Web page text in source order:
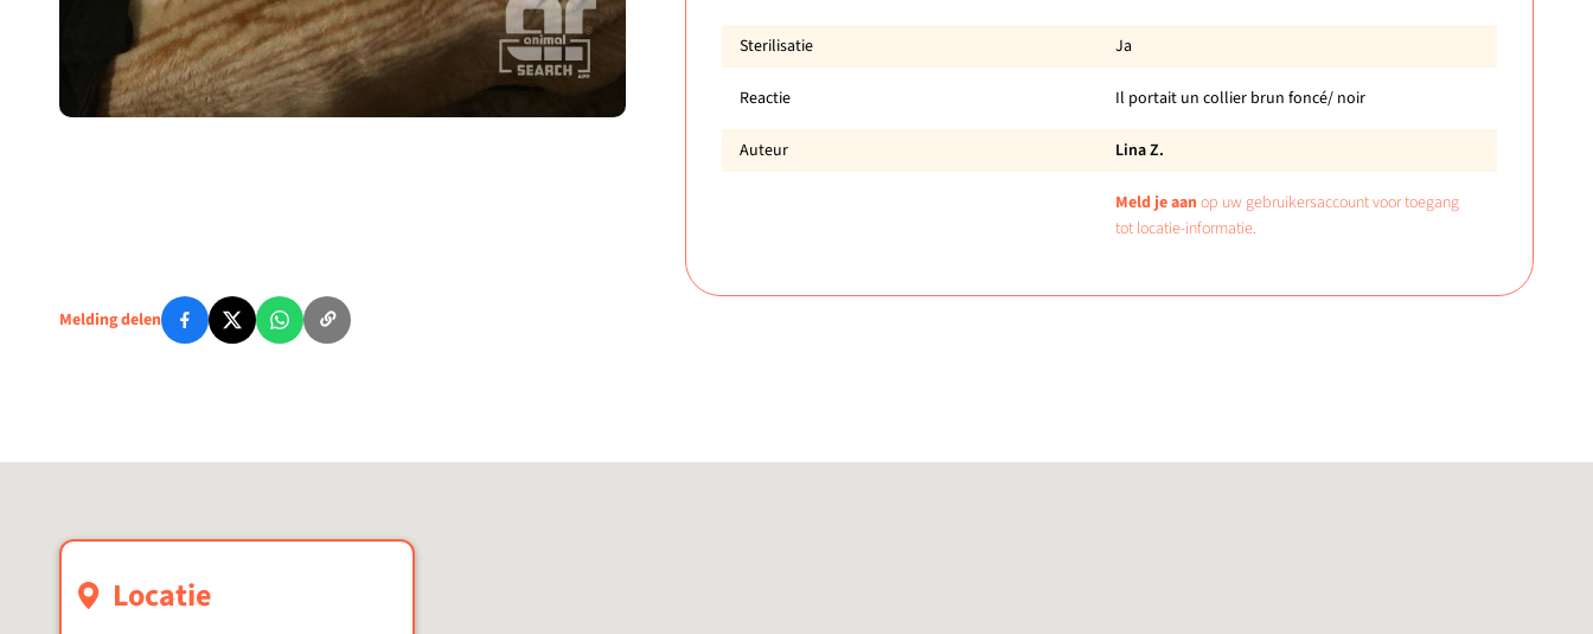
Sterilisatie Ja
Reactie Il portait un collier brun foncé/ noir
Auteur Lina Z.
Meld je aanop uw gebruikersaccount voor toegang
tot locatie-informatie.
Melding delen
Locatie